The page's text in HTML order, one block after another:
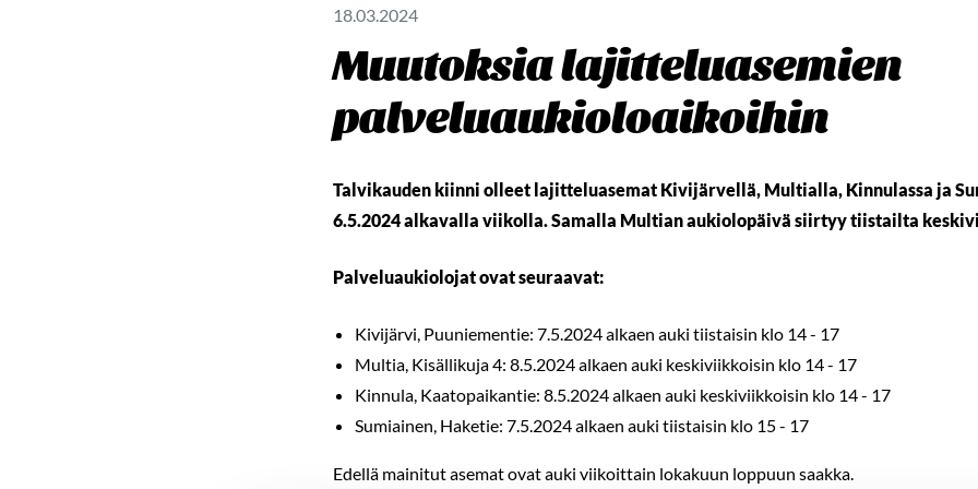
18.03.2024
Muutoksia lajitteluasemien
palveluaukioloaikoihin
Talvikauden kiinni olleet lajitteluasemat Kivijärvellä, Multialla, Kinnulassa ja
6.5.2024 alkavalla viikolla. Samalla Multian aukiolopäivä siirtyy tiistailta
Palveluaukiolojat ovat seuraavat:
Kivijärvi, Puuniementie: 7.5.2024 alkaen auki tiistaisin klo 14 - 17
Multia, Kisällikuja 4: 8.5.2024 alkaen auki keskiviikkoisin klo 14 - 17
Kinnula, Kaatopaikantie: 8.5.2024 alkaen auki keskiviikkoisin klo 14 - 17
Sumiainen, Haketie: 7.5.2024 alkaen auki tiistaisin klo 15 - 17
Edellä mainitut asemat ovat auki viikoittain lokakuun loppuun saakka.